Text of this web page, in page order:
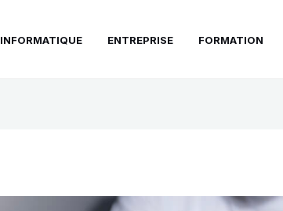
INFORMATIQUE ENTREPRISE FORMATION